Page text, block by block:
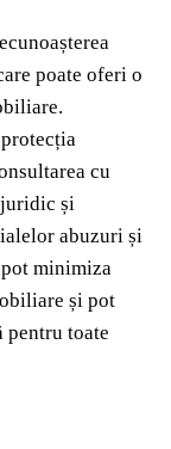
poate oferi o
cu
și
abuzuri și
minimiza
și pot
pentru toate